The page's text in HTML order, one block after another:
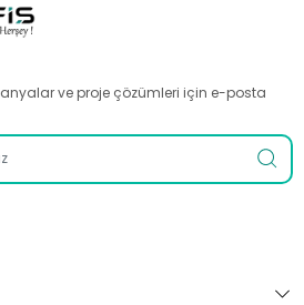
ve proje çözümleri için e-posta